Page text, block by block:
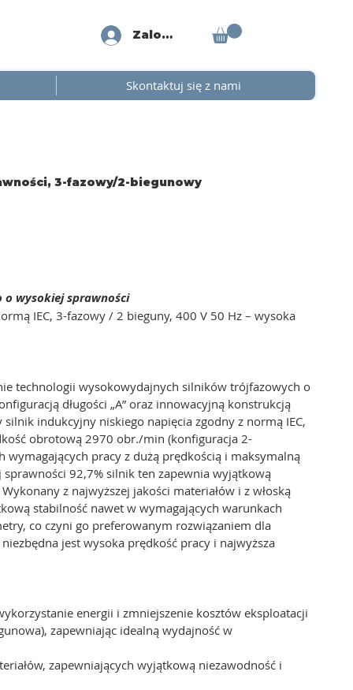
Zaloguj się
Skontaktuj się z nami
3-fazowy/2-biegunowy
o wysokiej sprawności
IEC, 3-fazowy / 2 bieguny, 400 V 50 Hz – wysoka
technologii wysokowydajnych silników trójfazowych o
długości „A” oraz innowacyjną konstrukcją
indukcyjny niskiego napięcia zgodny z normą IEC,
obrotową 2970 obr./min (konfiguracja 2-
wymagających pracy z dużą prędkością i maksymalną
92,7% silnik ten zapewnia wyjątkową
z najwyższej jakości materiałów i z włoską
stabilność nawet w wymagających warunkach
co czyni go preferowanym rozwiązaniem dla
jest wysoka prędkość pracy i najwyższa
energii i zmniejszenie kosztów eksploatacji
zapewniając idealną wydajność w
zapewniających wyjątkową niezawodność i